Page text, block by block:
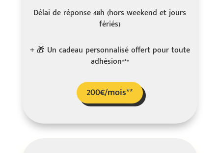
Délai de réponse 48h (hors weekend et jours
fériés)
+ 🎁 Un cadeau personnalisé offert pour toute
adhésion***
200€/mois**